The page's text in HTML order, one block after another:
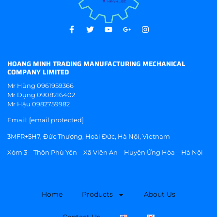
HOANG MINH TRADING MANUFACTURING MECHANICAL
COMPANY LIMITED
Mr Hùng 0961959366
Mr Dụng 0908216402
Mr Hậu 0982759982
Email: [email protected]
3MFR+5H7, Đức Thượng, Hoài Đức, Hà Nội, Vietnam
Xóm 3 – Thôn Phù Yên – Xã Viên An – Huyện Ứng Hòa – Hà Nội
Home Products About Us